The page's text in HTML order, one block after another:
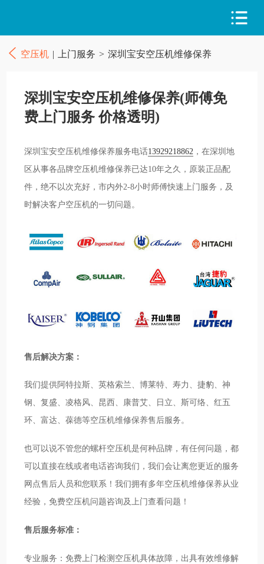
空压机 | 上门服务 > 深圳宝安空压机维修保养
深圳宝安空压机维修保养(师傅免
费上门服务 价格透明)
深圳宝安空压机维修保养服务电话13929218862 ，在深圳地
区从事各品牌空压机维修保养已达10年之久，原装正品配
件，绝不以次充好，市内外2-8小时师傅快速上门服务，及
时解决客户空压机的一切问题。
售后解决方案：
我们提供阿特拉斯、英格索兰、博莱特、寿力、捷豹、神
钢、复盛、凌格风、昆西、康普艾、日立、斯可络、红五
环、富达、葆德等空压机维修保养售后服务。
也可以说不管您的螺杆空压机是何种品牌，有任何问题，都
可以直接在线或者电话咨询我们，我们会让离您更近的服务
网点售后人员和您联系！我们拥有多年空压机维修保养从业
经验，免费空压机问题咨询及上门查看问题！
售后服务标准：
专业服务：免费上门检测空压机具体故障，出具有效维修解